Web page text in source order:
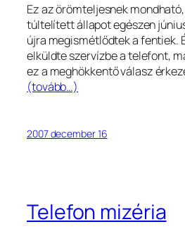
Ez az örömteljesnek
túltelített állapot egészen
újra megismétlődtek a fentiek.
elküldte szervízbe a telefont,
ez a meghökkentő válasz
(tovább…)
2007 december 16
Telefon mizéria